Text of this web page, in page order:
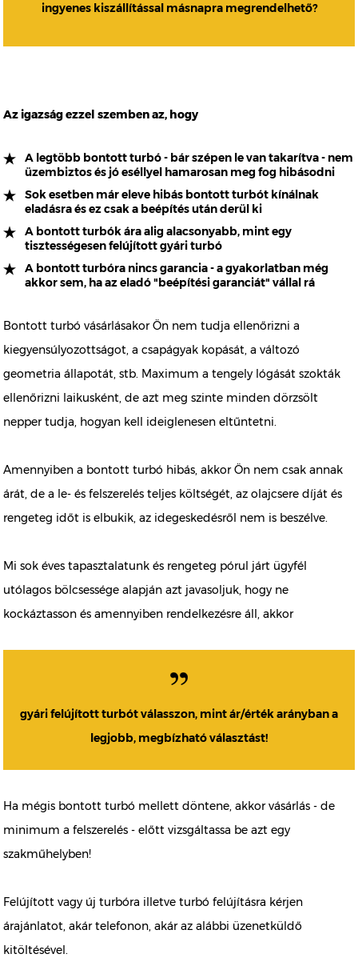
ingyenes kiszállítással másnapra megrendelhető?
Az igazság ezzel szemben az, hogy
A legtöbb bontott turbó - bár szépen le van takarítva - nem
üzembiztos és jó eséllyel hamarosan meg fog hibásodni
Sok esetben már eleve hibás bontott turbót kínálnak
eladásra és ez csak a beépítés után derül ki
A bontott turbók ára alig alacsonyabb, mint egy
tisztességesen felújított gyári turbó
A bontott turbóra nincs garancia - a gyakorlatban még
akkor sem, ha az eladó "beépítési garanciát" vállal rá
Bontott turbó vásárlásakor Ön nem tudja ellenőrizni a
kiegyensúlyozottságot, a csapágyak kopását, a változó
geometria állapotát, stb. Maximum a tengely lógását szokták
ellenőrizni laikusként, de azt meg szinte minden dörzsölt
nepper tudja, hogyan kell ideiglenesen eltűntetni.
Amennyiben a bontott turbó hibás, akkor Ön nem csak annak
árát, de a le- és felszerelés teljes költségét, az olajcsere díját és
rengeteg időt is elbukik, az idegeskedésről nem is beszélve.
Mi sok éves tapasztalatunk és rengeteg pórul járt ügyfél
utólagos bölcsessége alapján azt javasoljuk, hogy ne
kockáztasson és amennyiben rendelkezésre áll, akkor
gyári felújított turbót válasszon, mint ár/érték arányban a
legjobb, megbízható választást!
Ha mégis bontott turbó mellett döntene, akkor vásárlás - de
minimum a felszerelés - előtt vizsgáltassa be azt egy
szakműhelyben!
Felújított vagy új turbóra illetve turbó felújításra kérjen
árajánlatot, akár telefonon, akár az alábbi üzenetküldő
kitöltésével.